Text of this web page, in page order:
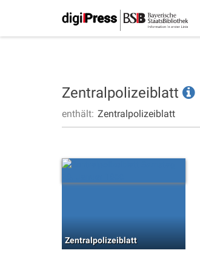
Zentralpolizeiblatt
enthält: Zentralpolizeiblatt
Zentralpolizeiblatt